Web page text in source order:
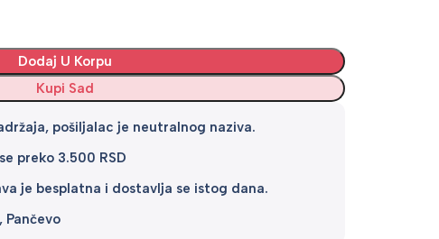
Dodaj U Korpu
Kupi Sad
pošiljalac je neutralnog naziva.
preko 3.500 RSD
je besplatna i dostavlja se istog dana.
Pančevo